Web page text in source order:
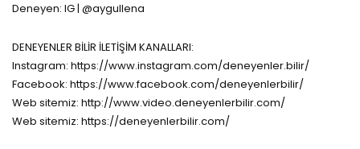
Deneyen: IG | @aygullena
DENEYENLER BİLİR İLETİŞİM KANALLARI:
Instagram: https://www.instagram.com/deneyenler.bilir/
Facebook: https://www.facebook.com/deneyenlerbilir/
Web sitemiz: http://www.video.deneyenlerbilir.com/
Web sitemiz: https://deneyenlerbilir.com/